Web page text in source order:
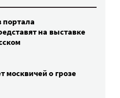
на выставке
о грозе